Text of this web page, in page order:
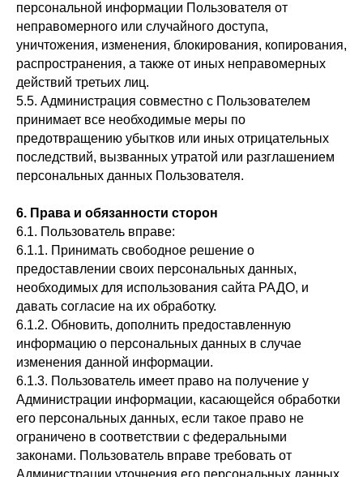
персональной информации Пользователя от
неправомерного или случайного доступа,
уничтожения, изменения, блокирования, копирования,
распространения, а также от иных неправомерных
действий третьих лиц.
5.5. Администрация совместно с Пользователем
принимает все необходимые меры по
предотвращению убытков или иных отрицательных
последствий, вызванных утратой или разглашением
персональных данных Пользователя.
6. Права и обязанности сторон
6.1. Пользователь вправе:
6.1.1. Принимать свободное решение о
предоставлении своих персональных данных,
необходимых для использования сайта РАДО, и
давать согласие на их обработку.
6.1.2. Обновить, дополнить предоставленную
информацию о персональных данных в случае
изменения данной информации.
6.1.3. Пользователь имеет право на получение у
Администрации информации, касающейся обработки
его персональных данных, если такое право не
ограничено в соответствии с федеральными
законами. Пользователь вправе требовать от
Администрации уточнения его персональных данных,